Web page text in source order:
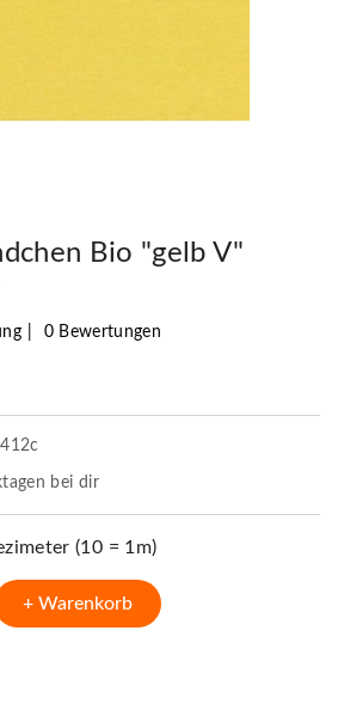
Bio "gelb V"
0 Bewertungen
bei dir
(10 = 1m)
+ Warenkorb